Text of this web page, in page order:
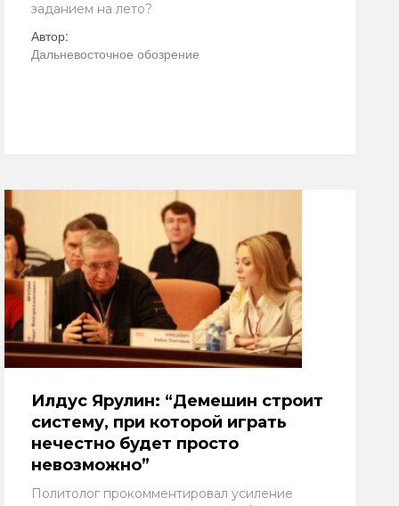
заданием на лето?
Автор:
Дальневосточное обозрение
Илдус Ярулин: “Демешин строит
систему, при которой играть
нечестно будет просто
невозможно”
Политолог прокомментировал усиление